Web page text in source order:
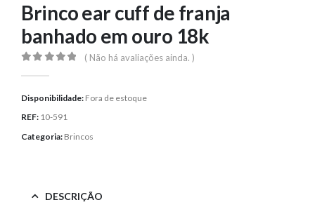
Brinco ear cuff de franja
banhado em ouro 18k
( Não há avaliações ainda. )
Disponibilidade: Fora de estoque
REF: 10-591
Categoria: Brincos
DESCRIÇÃO